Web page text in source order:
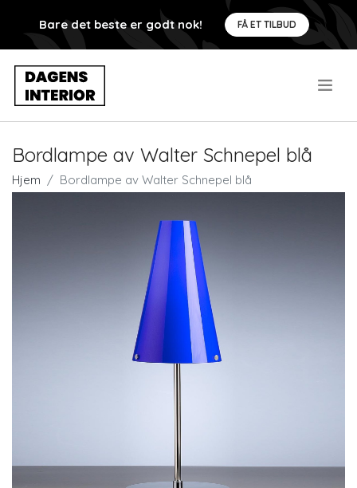
Bare det beste er godt nok! FÅ ET TILBUD
Bordlampe av Walter Schnepel blå
Hjem Bordlampe av Walter Schnepel blå